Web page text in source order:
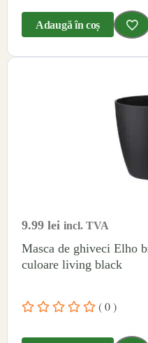
Adaugă în coș
9.99 lei incl. TVA
Masca de ghiveci Elho
culoare living black
( 0 )